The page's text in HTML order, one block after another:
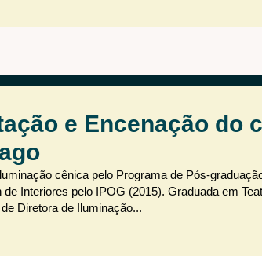
e Encenação do
cênica pelo Programa de Pós-
Interiores pelo IPOG (2015). Graduada em
Diretora de Iluminação...